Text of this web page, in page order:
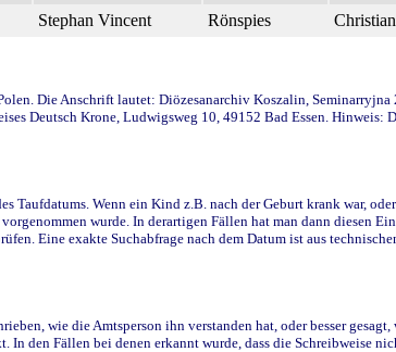
Stephan Vincent Rönspies Christian
Die Anschrift lautet: Diözesanarchiv Koszalin,
Deutsch Krone, Ludwigsweg 10, 49152 Bad Essen. Hinweis:
Wenn ein Kind z.B. nach der Geburt krank war,
wurde. In derartigen Fällen hat man dann diesen
Eine exakte Suchabfrage nach dem Datum ist aus
wie die Amtsperson ihn verstanden hat, oder besser
den Fällen bei denen erkannt wurde, dass die Schreibweise